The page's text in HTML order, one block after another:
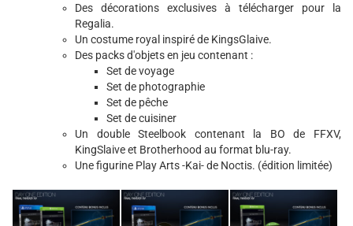
Des décorations exclusives à télécharger pour la
Regalia.
Un costume royal inspiré de KingsGlaive.
Des packs d'objets en jeu contenant :
Set de voyage
Set de photographie
Set de pêche
Set de cuisiner
Un double Steelbook contenant la BO de FFXV,
KingSlaive et Brotherhood au format blu-ray.
Une figurine Play Arts -Kai- de Noctis. (édition limitée)